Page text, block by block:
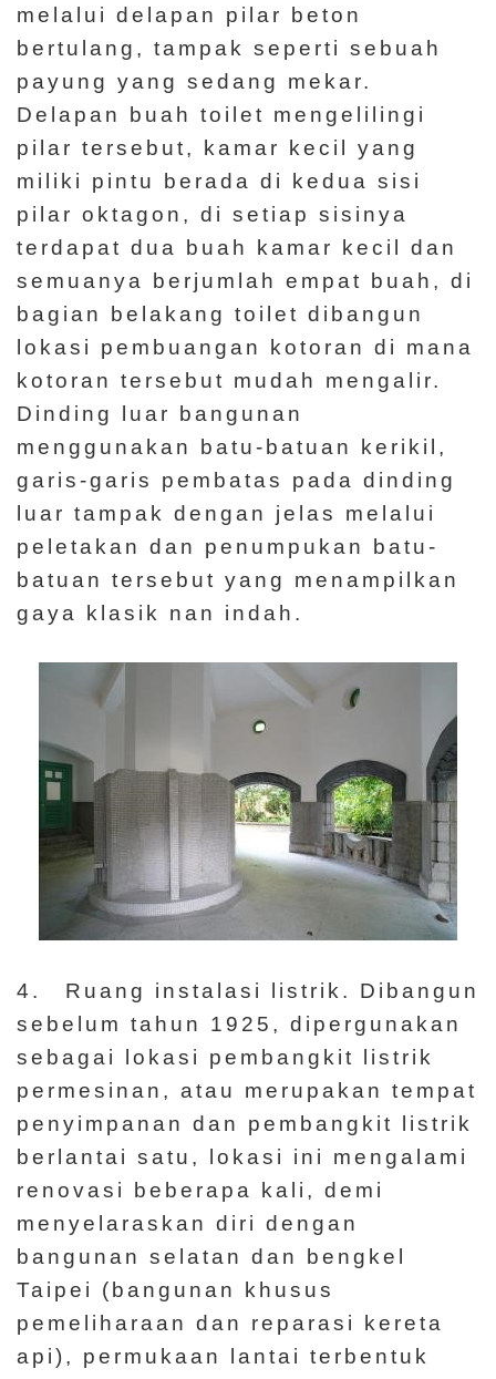
melalui delapan pilar beton
bertulang, tampak seperti sebuah
payung yang sedang mekar.
Delapan buah toilet mengelilingi
pilar tersebut, kamar kecil yang
miliki pintu berada di kedua sisi
pilar oktagon, di setiap sisinya
terdapat dua buah kamar kecil dan
semuanya berjumlah empat buah, di
bagian belakang toilet dibangun
lokasi pembuangan kotoran di mana
kotoran tersebut mudah mengalir.
Dinding luar bangunan
menggunakan batu-batuan kerikil,
garis-garis pembatas pada dinding
luar tampak dengan jelas melalui
peletakan dan penumpukan batu-
batuan tersebut yang menampilkan
gaya klasik nan indah.
4. Ruang instalasi listrik. Dibangun
sebelum tahun 1925, dipergunakan
sebagai lokasi pembangkit listrik
permesinan, atau merupakan tempat
penyimpanan dan pembangkit listrik
berlantai satu, lokasi ini mengalami
renovasi beberapa kali, demi
menyelaraskan diri dengan
bangunan selatan dan bengkel
Taipei (bangunan khusus
pemeliharaan dan reparasi kereta
api), permukaan lantai terbentuk